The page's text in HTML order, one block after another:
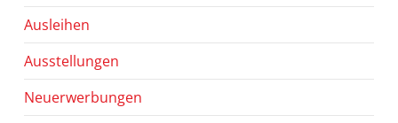
Ausleihen
Ausstellungen
Neuerwerbungen